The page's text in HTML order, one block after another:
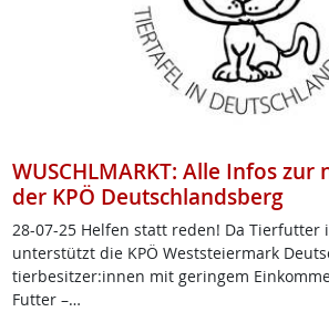
WUSCHLMARKT: Alle Infos
der KPÖ Deutschlandsberg
28-07-25 Hel­fen statt re­den! Da
un­ter­stützt die KPÖ West­s­tei­er­mark
tier­be­sit­zer:in­nen mit ge­rin­gem
Fut­ter –…